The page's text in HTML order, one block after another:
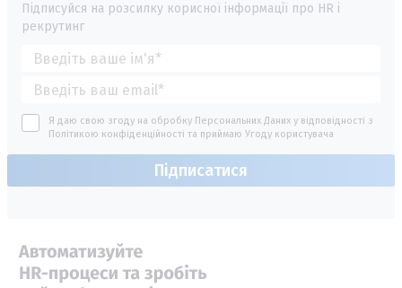
Підписуйся на розсилку корисної інформації про HR і
рекрутинг
Я даю свою згоду на обробку Персональних Даних у відповідності з
Політикою конфіденційності та приймаю Угоду користувача